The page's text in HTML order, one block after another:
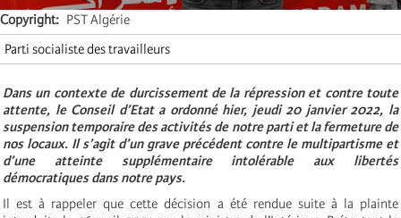
Copyright
PST Algérie
Parti socialiste des travailleurs
Dans un contexte de durcissement de la répression et contre toute
attente, le Conseil d’Etat a ordonné hier, jeudi 20 janvier 2022, la
suspension temporaire des activités de notre parti et la fermeture de
nos locaux. Il s’agit d’un grave précédent contre le multipartisme et
d’une atteinte supplémentaire intolérable aux libertés
démocratiques dans notre pays.
Il est à rappeler que cette décision a été rendue suite à la plainte